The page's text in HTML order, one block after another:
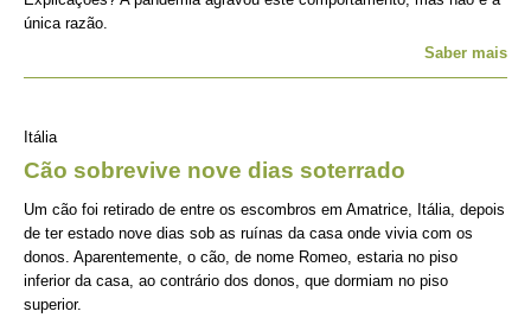
única razão.
Saber mais
Itália
Cão sobrevive nove dias soterrado
Um cão foi retirado de entre os escombros em Amatrice, Itália, depois
de ter estado nove dias sob as ruínas da casa onde vivia com os
donos. Aparentemente, o cão, de nome Romeo, estaria no piso
inferior da casa, ao contrário dos donos, que dormiam no piso
superior.